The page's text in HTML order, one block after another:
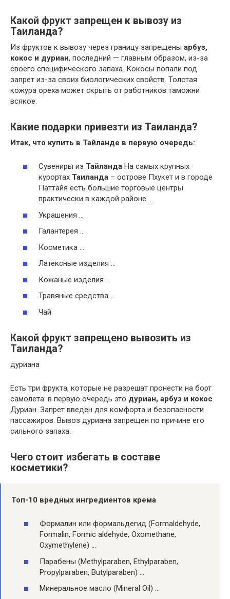
Какой фрукт запрещен к вывозу из
Таиланда?
Из фруктов к вывозу через границу запрещены арбуз,
кокос и дуриан, последний — главным образом, из-за
своего специфического запаха. Кокосы попали под
запрет из-за своих биологических свойств. Толстая
кожура ореха может скрыть от работников таможни
всякое.
Какие подарки привезти из Таиланда?
Итак, что купить в Тайланде в первую очередь:
Сувениры из Тайланда На самых крупных
курортах Таиланда – острове Пхукет и в городе
Паттайя есть большие торговые центры
практически в каждой районе. …
Украшения …
Галантерея …
Косметика …
Латексные изделия …
Кожаные изделия …
Травяные средства …
Чай
Какой фрукт запрещено вывозить из
Таиланда?
дуриана
Есть три фрукта, которые не разрешат пронести на борт
самолета: в первую очередь это дуриан, арбуз и кокос.
Дуриан. Запрет введен для комфорта и безопасности
пассажиров. Вывоз дуриана запрещен по причине его
сильного запаха.
Чего стоит избегать в составе
косметики?
Топ-10 вредных ингредиентов крема
Формалин или формальдегид (Formaldehyde,
Formalin, Formic aldehyde, Oxomethane,
Oxymethylene) …
Парабены (Methylparaben, Ethylparaben,
Propylparaben, Butylparaben) …
Минеральное масло (Mineral Oil) …